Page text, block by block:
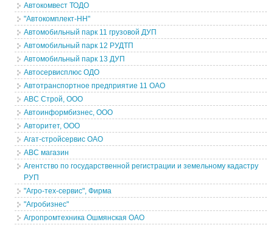
Автокомвест ТОДО
"Автокомплект-НН"
Автомобильный парк 11 грузовой ДУП
Автомобильный парк 12 РУДТП
Автомобильный парк 13 ДУП
Автосервисплюс ОДО
Автотранспортное предприятие 11 ОАО
АВС Строй, ООО
Автоинформбизнес, ООО
Авторитет, ООО
Агат-стройсервис ОАО
ABC магазин
Агентство по государственной регистрации и земельному кадастру
РУП
"Агро-тех-сервис", Фирма
"Агробизнес"
Агропромтехника Ошмянская ОАО